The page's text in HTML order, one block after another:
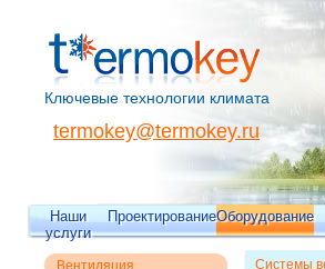
Ключевые технологии климата
termokey@termokey.ru
Наши
услуги
ПроектированиеОборудование
Вентиляция
Системы